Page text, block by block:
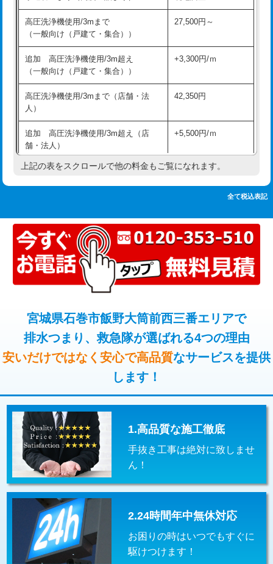
追加人工 16,500円
廃棄・処分 現場見積
※給水管工事は20mmまでの価格です。
持込商品取付（混合水栓）
持込商品取付（浄水器・分岐水栓） 16,500円
業）
排水管工事（追加 排水管工事/3ｍ超
え）
マス交換（土の掘削・埋め戻し作業） 11,000円~
マス交換（深さ50㎝以上） 66,000円
コンクリート斫り（厚さ10㎝まで） 27,500円
コンクリート斫り（厚さ10㎝超え） 38,500円
モルタル補修（厚さ10㎝まで） 27,500円
モルタル補修（厚さ10㎝超え） 38,500円
追加人工 16,500円
高圧洗浄機使用/3mまで
（一般向け（戸建て・集合））
27,500円～
追加 高圧洗浄機使用/3m超え
（一般向け（戸建て・集合））
+3,300円/ｍ
高圧洗浄機使用/3mまで（店舗・法
人）
42,350円
追加 高圧洗浄機使用/3m超え（店
舗・法人）
+5,500円/ｍ
高度高圧洗浄換 現地調査
トーラー機使用/3mまで 33,000円
追加トーラー機使用/3m超え +3,300円
カメラ調査 33,000円
止水・漏水調査・防水処理・清掃・修
理・調整・分解・加工など（軽作業）
11,000円
止水・漏水調査・防水処理・清掃・修
理・調整・分解・加工など（中作業）
22,000円
止水・漏水調査・防水処理・清掃・修
理・調整・分解・加工など（重作業）
33,000円
その他部品の脱着 8,800円～
交換・取付（タンク） 22,000円+材料費
交換・取付(単水栓（壁付・デッキ
式）)
13,200円+材料費
交換・取付(混合水栓（壁付・デッキ
式・ワンホール）)
16,500円+材料費
交換・取付(排水栓・排水トラップ
22,000円+材料費
上記の表をスクロールで他の料金もご覧になれます。
全て税込表記
宮城県石巻市飯野大筒前西三番エリアで
排水つまり、救急隊が選ばれる4つの理由
安いだけではなく安心で高品質なサービスを提供
します！
1.高品質な施工徹底
手抜き工事は絶対に致しませ
ん！
2.24時間年中無休対応
お困りの時はいつでもすぐに
駆けつけます！